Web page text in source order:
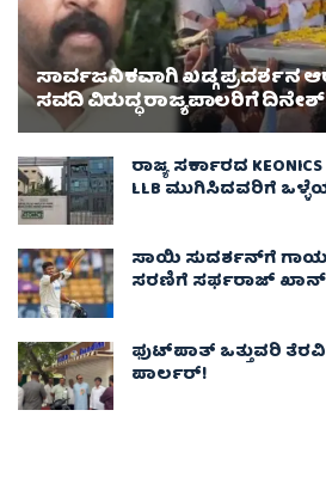
ಸಾರ್ವಜನಿಕವಾಗಿ ಖಡ್ಗ ಪ್ರದರ್ಶನ
ಸವದಿ ವಿರುದ್ಧ ರಾಜ್ಯಪಾಲರಿಗೆ ದಿನೇಶ್‌
ರಾಜ್ಯ ಸರ್ಕಾರದ
LLB ಮುಗಿಸಿದವರಿಗೆ
ಸಾಯಿ ಸುದರ್ಶನ್‌ಗೆ
ಸರಣಿಗೆ ಸರ್ಫರಾಜ್
ಫುಟ್‌ಪಾತ್ ಒತ್ತುವರಿ
ಪಾರ್ಲರ್!